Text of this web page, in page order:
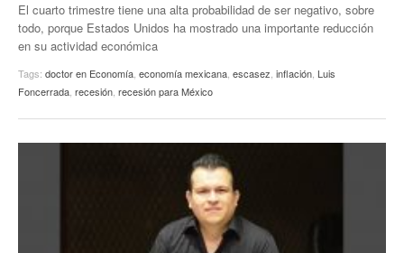
El cuarto trimestre tiene una alta probabilidad de ser negativo, sobre
todo, porque Estados Unidos ha mostrado una importante reducción
en su actividad económica
Tags: doctor en Economía, economía mexicana, escasez, inflación, Luis
Foncerrada, recesión, recesión para México